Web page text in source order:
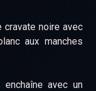
cravate noire avec
aux manches
avec un